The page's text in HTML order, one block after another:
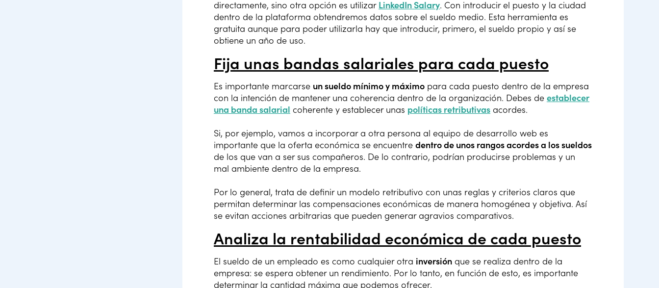
directamente, sino otra opción es utilizar LinkedIn Salary. Con introducir el puesto y la ciudad
dentro de la plataforma obtendremos datos sobre el sueldo medio. Esta herramienta es
gratuita aunque para poder utilizarla hay que introducir, primero, el sueldo propio y así se
obtiene un año de uso.
Fija unas bandas salariales para cada puesto
Es importante marcarse un sueldo mínimo y máximo para cada puesto dentro de la empresa
con la intención de mantener una coherencia dentro de la organización. Debes de establecer
una banda salarial coherente y establecer unas políticas retributivas acordes.
Si, por ejemplo, vamos a incorporar a otra persona al equipo de desarrollo web es
importante que la oferta económica se encuentre dentro de unos rangos acordes a los sueldos
de los que van a ser sus compañeros. De lo contrario, podrían producirse problemas y un
mal ambiente dentro de la empresa.
Por lo general, trata de definir un modelo retributivo con unas reglas y criterios claros que
permitan determinar las compensaciones económicas de manera homogénea y objetiva. Así
se evitan acciones arbitrarias que pueden generar agravios comparativos.
Analiza la rentabilidad económica de cada puesto
El sueldo de un empleado es como cualquier otra inversión que se realiza dentro de la
empresa: se espera obtener un rendimiento. Por lo tanto, en función de esto, es importante
determinar la cantidad máxima que podemos ofrecer.